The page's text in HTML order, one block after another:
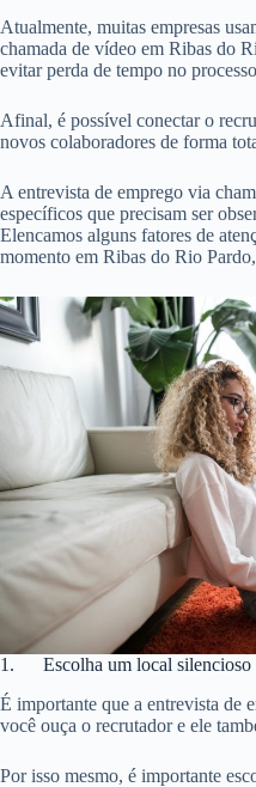
Atualmente, muitas empresas
chamada de vídeo em Ribas do
evitar perda de tempo no
Afinal, é possível conectar o
novos colaboradores de forma
A entrevista de emprego via
específicos que precisam ser
Elencamos alguns fatores de
momento em Ribas do Rio
1. Escolha um local silencioso
É importante que a entrevista de
você ouça o recrutador e ele
Por isso mesmo, é importante